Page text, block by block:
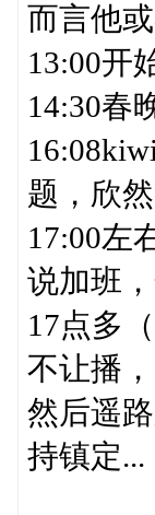
而言他
13:00开
14:30春
题，欣
17:00左
说加班
17点多
不让播
然后遥
持镇定...